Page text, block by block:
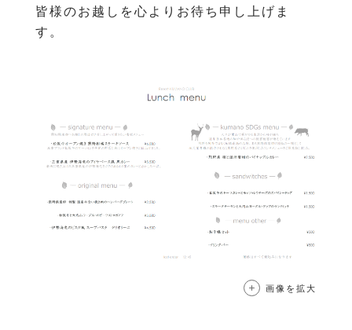
皆様のお越しを心よりお待ち申し上げま
す。
画像を拡大